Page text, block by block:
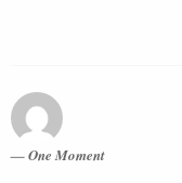
One Moment